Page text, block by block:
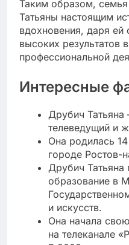
Таким образом,
Татьяны настоящим
вдохновения, даря ей
высоких результатов
профессиональной
Интересные
Друбич
телеведущий и
Она родилась
городе Ростов-
Друбич
образование в
и искусств.
Она начала
на телеканале